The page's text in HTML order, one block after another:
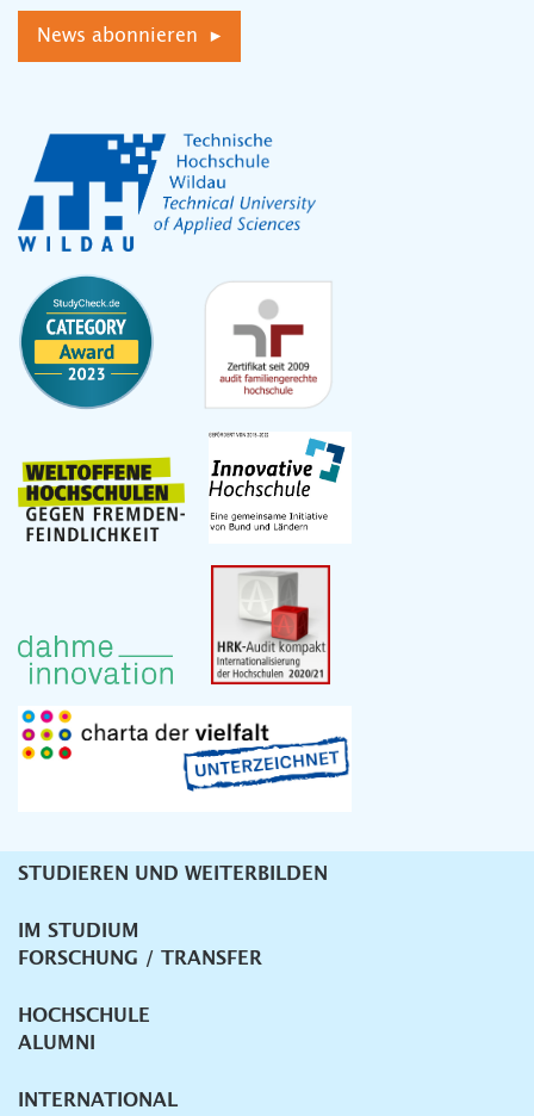
News abonnieren ▸
Unternavigation
STUDIEREN UND WEITERBILDEN
IM STUDIUM
FORSCHUNG / TRANSFER
HOCHSCHULE
ALUMNI
INTERNATIONAL